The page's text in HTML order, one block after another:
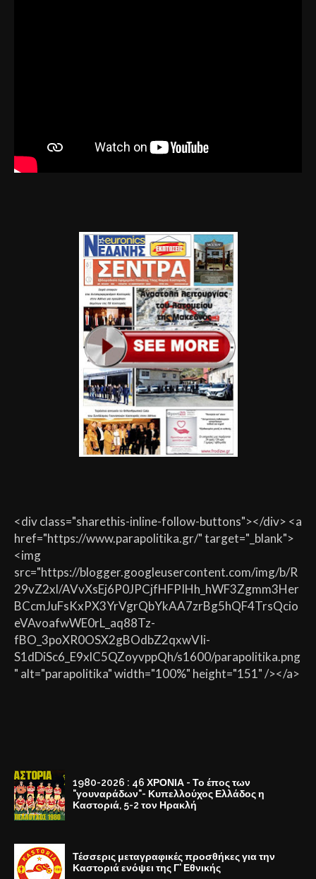
<div class="sharethis-inline-follow-buttons"></div> <a
href="https://www.parapolitika.gr/" target="_blank">
<img
src="https://blogger.googleusercontent.com/img/b/R
29vZ2xl/AVvXsEj6P0JPCjfHFPIHh_hWF3Zgmm3Her
BCcmJuFsKxPX3YrVgrQbYkAA7zrBg5hQF4TrsQcio
eVAvoafwWE0rL_aq88Tz-
fBO_3poXR0OSX2gBOdbZ2qxwVIi-
S1dDiSc6_E9xlC5QZoyvppQh/s1600/parapolitika.png
" alt="parapolitika" width="100%" height="151" /></a>
1980-2026 : 46 ΧΡΟΝΙΑ - Το έπος των
"γουναράδων"- Κυπελλούχος Ελλάδος η
Καστοριά, 5-2 τον Ηρακλή
Τέσσερις μεταγραφικές προσθήκες για την
Καστοριά ενόψει της Γ' Εθνικής